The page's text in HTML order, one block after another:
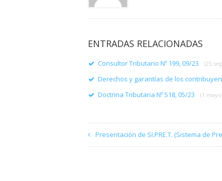
ENTRADAS RELACIONADAS
Consultor Tributario Nº 199, 09/23 (25
Derechos y garantías de los
Doctrina Tributaria Nº 518, 05/23 (1
Presentación de SI.PRE.T. (Sistema de